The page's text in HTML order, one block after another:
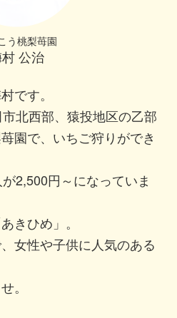
う桃梨苺園
公治
です。
北西部、猿投地区の乙部
園で、いちご狩りができ
2,500円～になっていま
きひめ」。
女性や子供に人気のある
。